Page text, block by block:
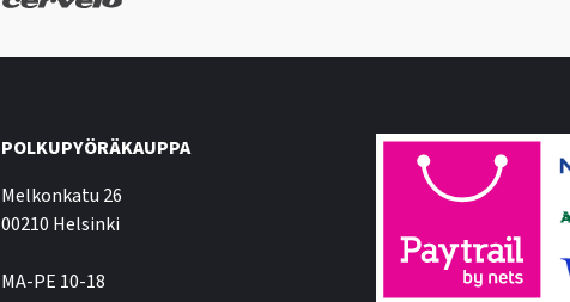
POLKUPYÖRÄKAUPPA
Melkonkatu 26
00210 Helsinki
MA-PE 10-18